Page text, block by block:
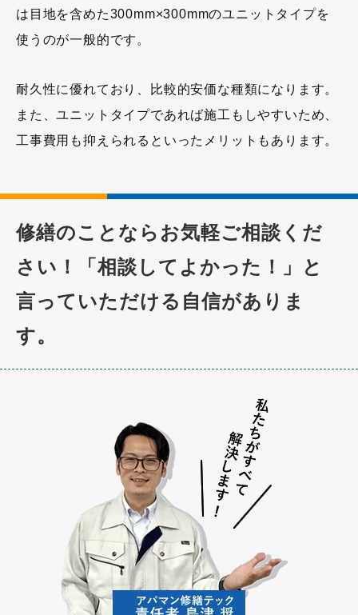
は目地を含めた300mm×300mmのユニットタイプを
使うのが一般的です。
耐久性に優れており、比較的安価な種類になります。
また、ユニットタイプであれば施工もしやすいため、
工事費用も抑えられるといったメリットもあります。
修繕のことならお気軽ご相談くだ
さい！「相談してよかった！」と
言っていただける自信がありま
す。